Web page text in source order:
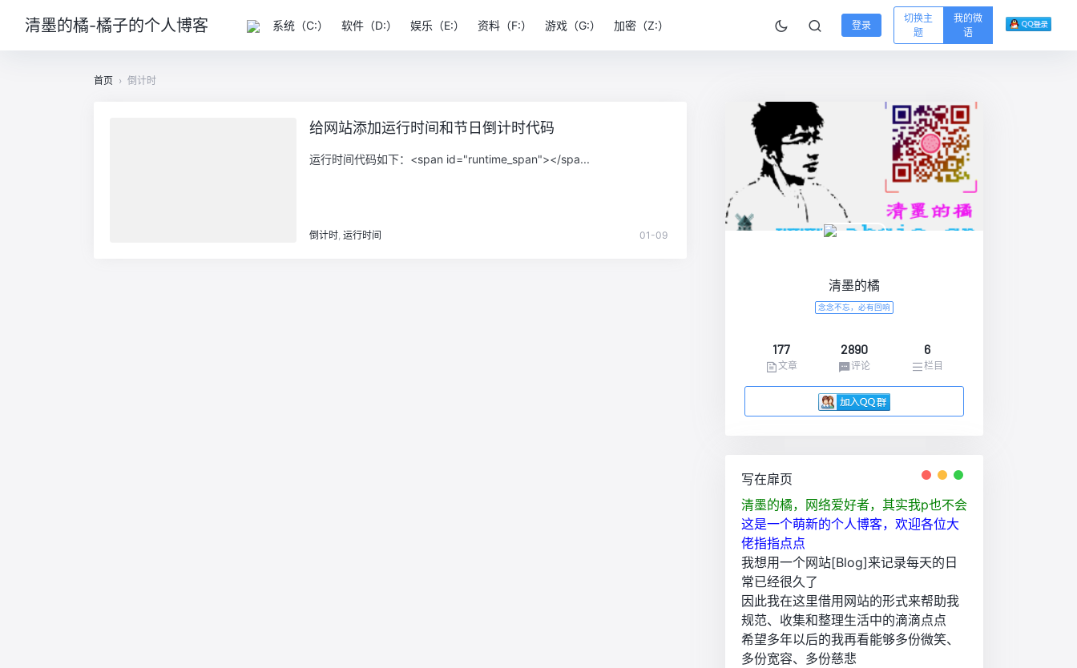
清墨的橘-橘子的个人博客 系统（C:） 软件（D:） 娱乐（E:） 资料（F:） 游戏（G:） 加密（Z:） 登录
切换主
题
我的微
语
首页 › 倒计时
给网站添加运行时间和节日倒计时代码
运行时间代码如下：<span id="runtime_span"></spa...
倒计时 ,运行时间 01-09
清墨的橘
念念不忘，必有回响
177
文章
2890
评论
6
栏目
写在扉页
清墨的橘，网络爱好者，其实我p也不会
这是一个萌新的个人博客，欢迎各位大
佬指指点点
我想用一个网站[Blog]来记录每天的日
常已经很久了
因此我在这里借用网站的形式来帮助我
规范、收集和整理生活中的滴滴点点
希望多年以后的我再看能够多份微笑、
多份宽容、多份慈悲